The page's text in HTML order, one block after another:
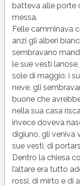
batteva alle porte
messa.
Felle camminava
anzi gli alberi
sembravano
le sue vesti
sole di maggio: i
neve, gli
buone che
nella sua casa
invece doveva
digiuno, gli veniva
sue vesti, di
Dentro la chiesa
l’altare era tutto
rossi, di mirto e di